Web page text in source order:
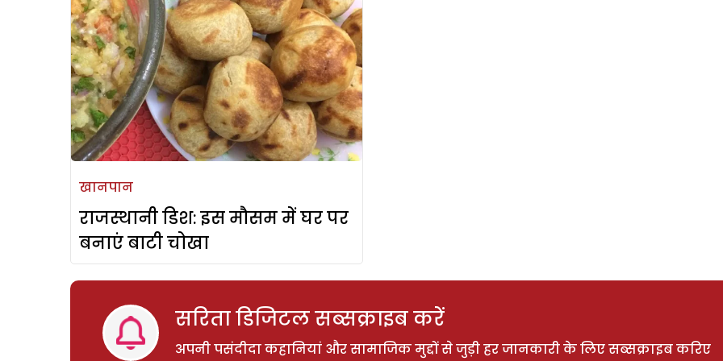
खानपान
राजस्थानी डिश: इस मौसम में घर पर
बनाएं बाटी चोखा
सरिता डिजिटल सब्सक्राइब करें
अपनी पसंदीदा कहानियां और सामाजिक मुद्दों से जुड़ी हर जानकारी के लिए सब्सक्राइब करिए